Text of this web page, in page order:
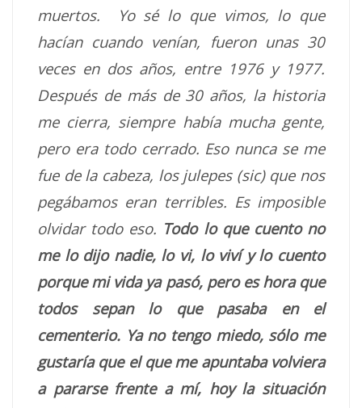
muertos. Yo sé lo que vimos, lo que
hacían cuando venían, fueron unas 30
veces en dos años, entre 1976 y 1977.
Después de más de 30 años, la historia
me cierra, siempre había mucha gente,
pero era todo cerrado. Eso nunca se me
fue de la cabeza, los julepes (sic) que nos
pegábamos eran terribles. Es imposible
olvidar todo eso. Todo lo que cuento no
me lo dijo nadie, lo vi, lo viví y lo cuento
porque mi vida ya pasó, pero es hora que
todos sepan lo que pasaba en el
cementerio. Ya no tengo miedo, sólo me
gustaría que el que me apuntaba volviera
a pararse frente a mí, hoy la situación